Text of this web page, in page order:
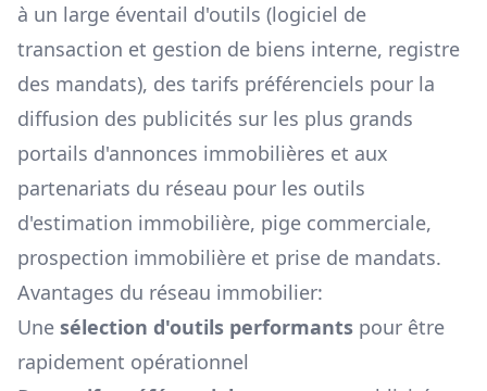
à un large éventail d'outils (logiciel de
transaction et gestion de biens interne, registre
des mandats), des tarifs préférenciels pour la
diffusion des publicités sur les plus grands
portails d'annonces immobilières et aux
partenariats du réseau pour les outils
d'estimation immobilière, pige commerciale,
prospection immobilière et prise de mandats.
Avantages du réseau immobilier:
Une sélection d'outils performants pour être
rapidement opérationnel